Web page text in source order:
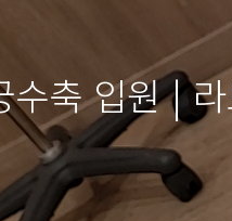
수축 입원 |